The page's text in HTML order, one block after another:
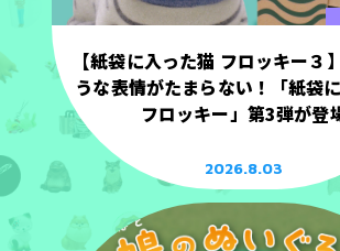
【紙袋に入った猫 フロッキー３
うな表情がたまらない！「紙袋
フロッキー」第3弾が登
2026.8.03